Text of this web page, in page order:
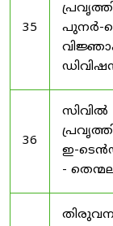
35
പുനർ-
36
സിവിൽ
ഇ-
-